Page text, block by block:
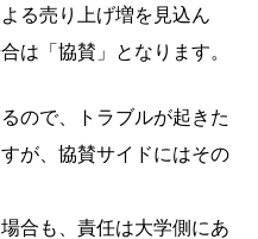
る売り上げ増を見込ん
は「協賛」となります。
ので、トラブルが起きた
が、協賛サイドにはその
合も、責任は大学側にあ